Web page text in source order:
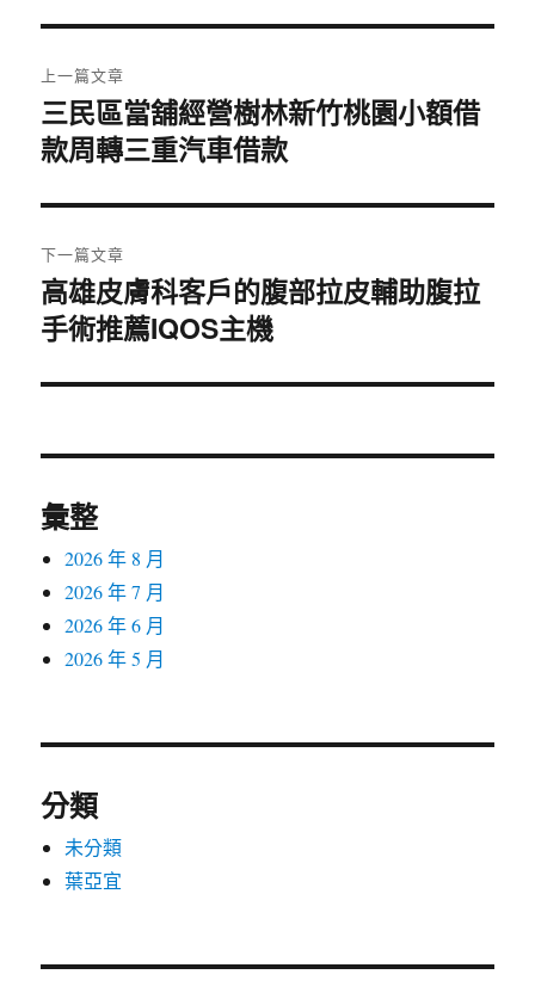
章
導
覽
上一篇文章
上
一
文
章:
三民區當舖經營樹林新竹桃園小額借
款周轉三重汽車借款
下一篇文章
下
一
文
高雄皮膚科客戶的腹部拉皮輔助腹拉
手術推薦IQOS主機
彙整
2026 年 8 月
2026 年 7 月
2026 年 6 月
2026 年 5 月
分類
未分類
葉亞宜